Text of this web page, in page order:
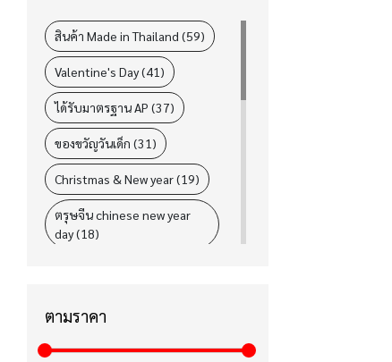
L&P(4)
สินค้า Made in Thailand (59)
Valentine's Day (41)
ได้รับมาตรฐาน AP (37)
ของขวัญวันเด็ก (31)
Christmas & New year (19)
ตรุษจีน chinese new year
day (18)
ตามราคา